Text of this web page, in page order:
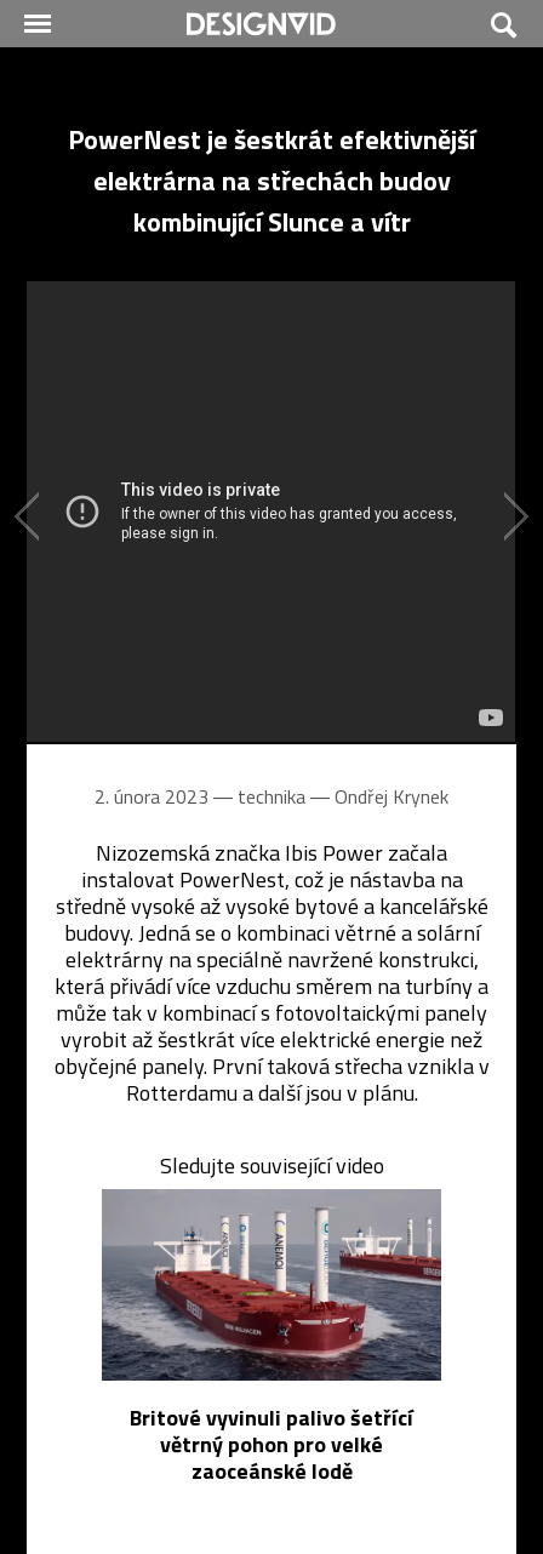
PowerNest je šestkrát efektivnější
elektrárna na střechách budov
kombinující Slunce a vítr
2. února 2023 ― technika ―Ondřej Krynek
Nizozemská značka Ibis Power začala
instalovat PowerNest, což je nástavba na
středně vysoké až vysoké bytové a kancelářské
budovy. Jedná se o kombinaci větrné a solární
elektrárny na speciálně navržené konstrukci,
která přivádí více vzduchu směrem na turbíny a
může tak v kombinací s fotovoltaickými panely
vyrobit až šestkrát více elektrické energie než
obyčejné panely. První taková střecha vznikla v
Rotterdamu a další jsou v plánu.
Sledujte související video
Britové vyvinuli palivo šetřící
větrný pohon pro velké
zaoceánské lodě